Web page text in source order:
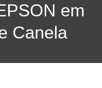
em
Canela